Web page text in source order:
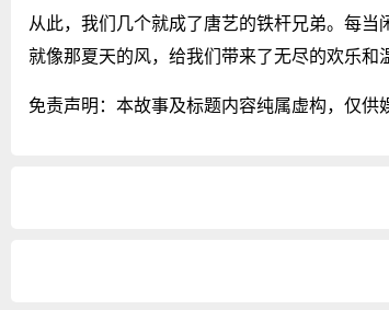
从此，我们几个就成了唐艺的铁杆兄弟。每
就像那夏天的风，给我们带来了无尽的欢乐和
免责声明：本故事及标题内容纯属虚构，仅供